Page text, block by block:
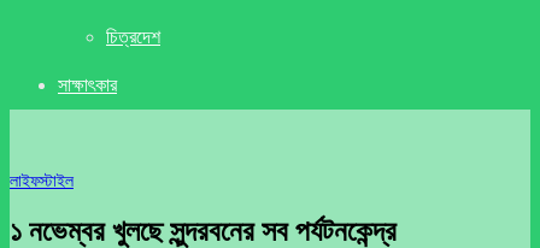
চিত্রদেশ
সাক্ষাৎকার
লাইফস্টাইল
১ নভেম্বর খুলছে সুন্দরবনের সব পর্যটনকেন্দ্র